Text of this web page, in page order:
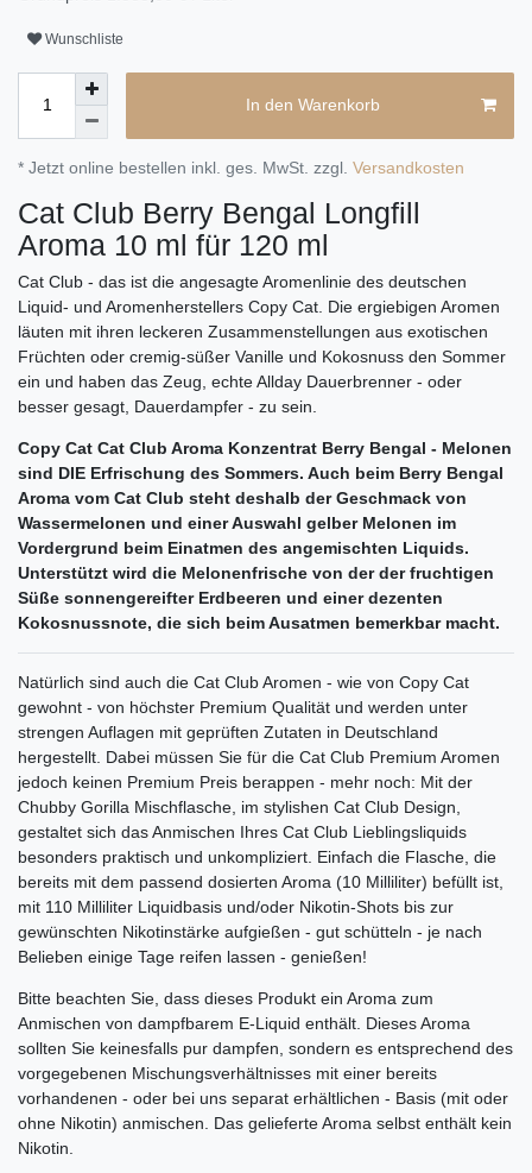
Wunschliste
In den Warenkorb
* Jetzt online bestellen inkl. ges. MwSt. zzgl. Versandkosten
Cat Club Berry Bengal Longfill
Aroma 10 ml für 120 ml
Cat Club - das ist die angesagte Aromenlinie des deutschen
Liquid- und Aromenherstellers Copy Cat. Die ergiebigen Aromen
läuten mit ihren leckeren Zusammenstellungen aus exotischen
Früchten oder cremig-süßer Vanille und Kokosnuss den Sommer
ein und haben das Zeug, echte Allday Dauerbrenner - oder
besser gesagt, Dauerdampfer - zu sein.
Copy Cat Cat Club Aroma Konzentrat Berry Bengal - Melonen
sind DIE Erfrischung des Sommers. Auch beim Berry Bengal
Aroma vom Cat Club steht deshalb der Geschmack von
Wassermelonen und einer Auswahl gelber Melonen im
Vordergrund beim Einatmen des angemischten Liquids.
Unterstützt wird die Melonenfrische von der der fruchtigen
Süße sonnengereifter Erdbeeren und einer dezenten
Kokosnussnote, die sich beim Ausatmen bemerkbar macht.
Natürlich sind auch die Cat Club Aromen - wie von Copy Cat
gewohnt - von höchster Premium Qualität und werden unter
strengen Auflagen mit geprüften Zutaten in Deutschland
hergestellt. Dabei müssen Sie für die Cat Club Premium Aromen
jedoch keinen Premium Preis berappen - mehr noch: Mit der
Chubby Gorilla Mischflasche, im stylishen Cat Club Design,
gestaltet sich das Anmischen Ihres Cat Club Lieblingsliquids
besonders praktisch und unkompliziert. Einfach die Flasche, die
bereits mit dem passend dosierten Aroma (10 Milliliter) befüllt ist,
mit 110 Milliliter Liquidbasis und/oder Nikotin-Shots bis zur
gewünschten Nikotinstärke aufgießen - gut schütteln - je nach
Belieben einige Tage reifen lassen - genießen!
Bitte beachten Sie, dass dieses Produkt ein Aroma zum
Anmischen von dampfbarem E-Liquid enthält. Dieses Aroma
sollten Sie keinesfalls pur dampfen, sondern es entsprechend des
vorgegebenen Mischungsverhältnisses mit einer bereits
vorhandenen - oder bei uns separat erhältlichen - Basis (mit oder
ohne Nikotin) anmischen. Das gelieferte Aroma selbst enthält kein
Nikotin.